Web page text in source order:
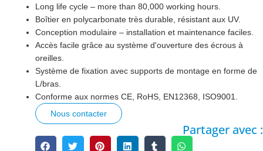
Long life cycle – more than 80,000 working hours.
Boîtier en polycarbonate très durable, résistant aux UV.
Conception modulaire – installation et maintenance faciles.
Accès facile grâce au système d'ouverture des écrous à
oreilles.
Système de fixation avec supports de montage en forme de
L/bras.
Conforme aux normes CE, RoHS, EN12368, ISO9001.
Nous contacter
Partager avec :